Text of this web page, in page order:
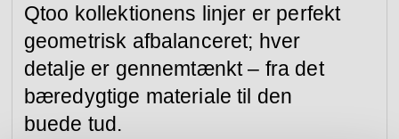
Qtoo kollektionens linjer er perfekt
geometrisk afbalanceret; hver
detalje er gennemtænkt – fra det
bæredygtige materiale til den
buede tud.